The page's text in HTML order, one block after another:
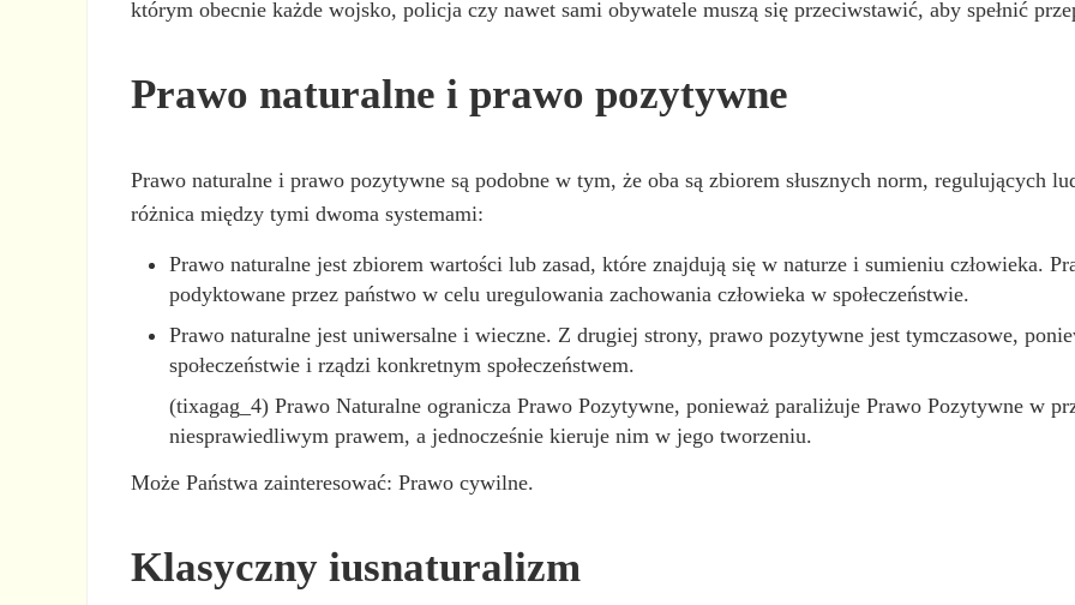
którym obecnie każde wojsko, policja czy nawet sami obywatele muszą się przeciwstawić, aby spełnić
Prawo naturalne i prawo pozytywne
Prawo naturalne i prawo pozytywne są podobne w tym, że oba są zbiorem słusznych norm, regulujących
różnica między tymi dwoma systemami:
Prawo naturalne jest zbiorem wartości lub zasad, które znajdują się w naturze i sumieniu człowieka.
podyktowane przez państwo w celu uregulowania zachowania człowieka w społeczeństwie.
Prawo naturalne jest uniwersalne i wieczne. Z drugiej strony, prawo pozytywne jest tymczasowe,
społeczeństwie i rządzi konkretnym społeczeństwem.
(tixagag_4) Prawo Naturalne ogranicza Prawo Pozytywne, ponieważ paraliżuje Prawo Pozytywne w
niesprawiedliwym prawem, a jednocześnie kieruje nim w jego tworzeniu.
Może Państwa zainteresować: Prawo cywilne.
Klasyczny iusnaturalizm